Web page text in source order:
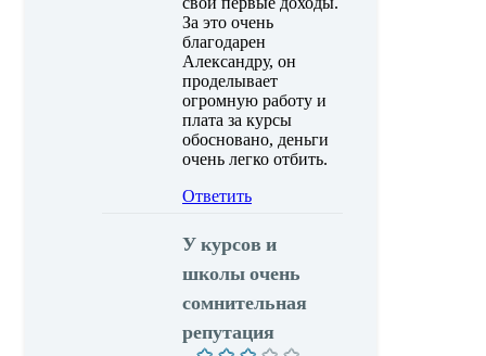
За это очень
благодарен
Александру, он
проделывает
огромную работу и
плата за курсы
обосновано, деньги
очень легко отбить.
Ответить
У курсов и
школы очень
сомнительная
репутация